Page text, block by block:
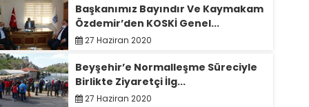
Başkanımız Bayındır Ve Kaymakam
Özdemir’den KOSKİ Genel...
27 Haziran 2020
Beyşehir’e Normalleşme Süreciyle
Birlikte Ziyaretçi İlg...
27 Haziran 2020